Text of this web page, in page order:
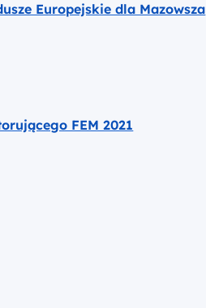
Europejskie dla Mazowsza
FEM 2021